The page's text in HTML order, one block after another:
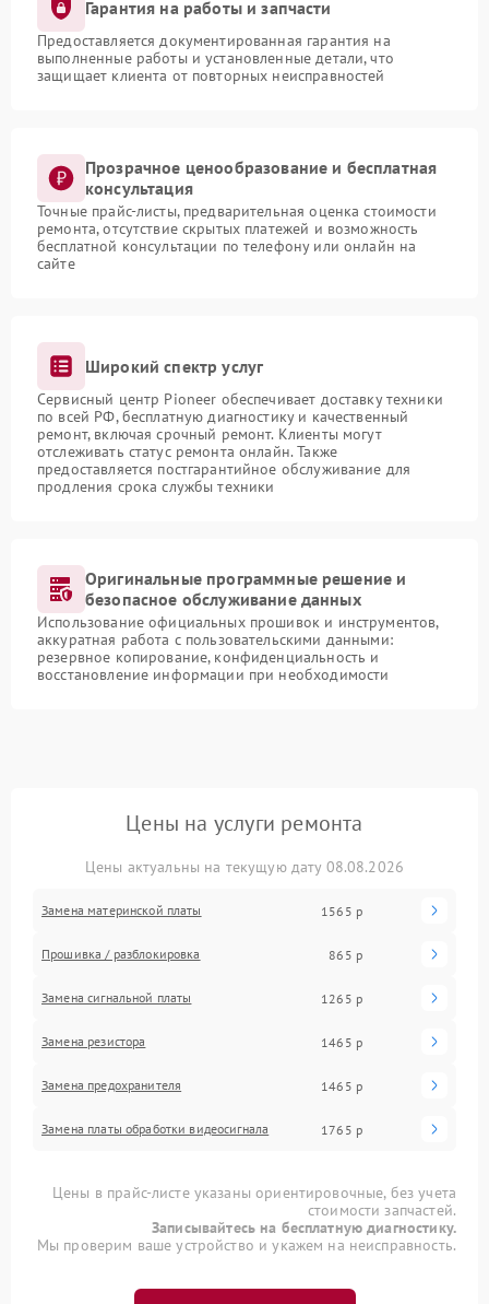
Гарантия на работы и запчасти
Предоставляется документированная гарантия на
выполненные работы и установленные детали, что
защищает клиента от повторных неисправностей
Прозрачное ценообразование и бесплатная
консультация
Точные прайс-листы, предварительная оценка стоимости
ремонта, отсутствие скрытых платежей и возможность
бесплатной консультации по телефону или онлайн на
сайте
Широкий спектр услуг
Сервисный центр Pioneer обеспечивает доставку техники
по всей РФ, бесплатную диагностику и качественный
ремонт, включая срочный ремонт. Клиенты могут
отслеживать статус ремонта онлайн. Также
предоставляется постгарантийное обслуживание для
продления срока службы техники
Оригинальные программные решение и
безопасное обслуживание данных
Использование официальных прошивок и инструментов,
аккуратная работа с пользовательскими данными:
резервное копирование, конфиденциальность и
восстановление информации при необходимости
Цены на услуги ремонта
Цены актуальны на текущую дату 08.08.2026
Замена материнской платы 1565 р
Прошивка / разблокировка 865 р
Замена сигнальной платы 1265 р
Замена резистора 1465 р
Замена предохранителя 1465 р
Замена платы обработки видеосигнала 1765 р
Цены в прайс-листе указаны ориентировочные, без учета
стоимости запчастей.
Записывайтесь на бесплатную диагностику.
Мы проверим ваше устройство и укажем на неисправность.